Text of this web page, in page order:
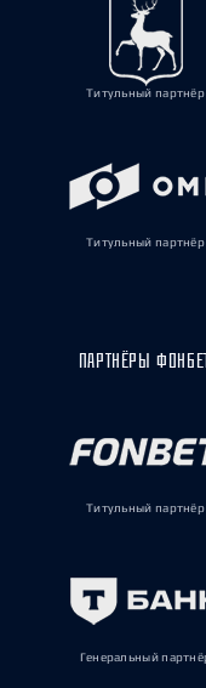
Титульный партнёр
Титульный партнёр
ПАРТНЁРЫ
Титульный партнёр
Генеральный